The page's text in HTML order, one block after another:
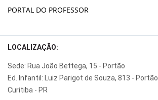
PORTAL DO PROFESSOR
LOCALIZAÇÃO:
Sede: Rua João Bettega, 15 - Portão
Ed. Infantil: Luiz Parigot de Souza, 813 - Portão
Curitiba - PR